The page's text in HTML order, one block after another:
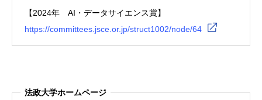
【2024年 AI・データサイエンス賞】
https://committees.jsce.or.jp/struct1002/node/64
法政大学ホームページ